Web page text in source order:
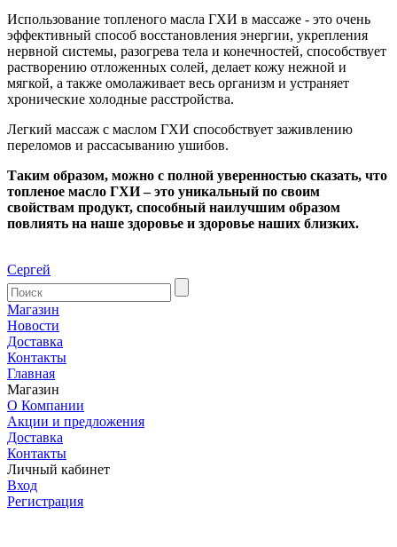
Использование топленого масла ГХИ в массаже - это очень
эффективный способ восстановления энергии, укрепления
нервной системы, разогрева тела и конечностей, способствует
растворению отложенных солей, делает кожу нежной и
мягкой, а также омолаживает весь организм и устраняет
хронические холодные расстройства.
Легкий массаж с маслом ГХИ способствует заживлению
переломов и рассасыванию ушибов.
Таким образом, можно с полной уверенностью сказать, что
топленое масло ГХИ – это уникальный по своим
свойствам продукт, способный наилучшим образом
повлиять на наше здоровье и здоровье наших близких.
Сергей
Магазин
Новости
Доставка
Контакты
Главная
Магазин
О Компании
Акции и предложения
Доставка
Контакты
Личный кабинет
Вход
Регистрация